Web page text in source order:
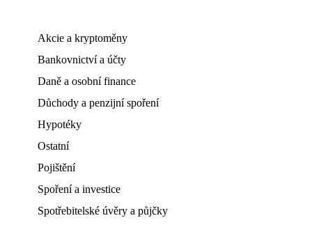
Akcie a kryptoměny
Bankovnictví a účty
Daně a osobní finance
Důchody a penzijní spoření
Hypotéky
Ostatní
Pojištění
Spoření a investice
Spotřebitelské úvěry a půjčky